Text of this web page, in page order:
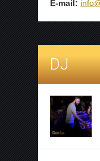
E-mail:
DJ